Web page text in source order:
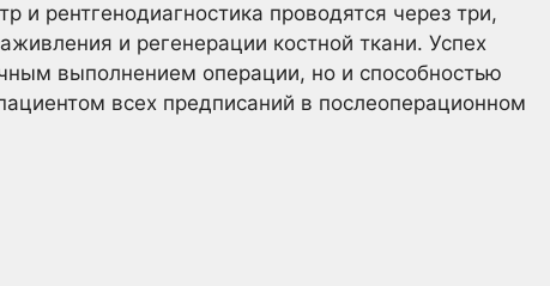
и рентгенодиагностика проводятся через три,
и регенерации костной ткани. Успех
выполнением операции, но и способностью
всех предписаний в послеоперационном